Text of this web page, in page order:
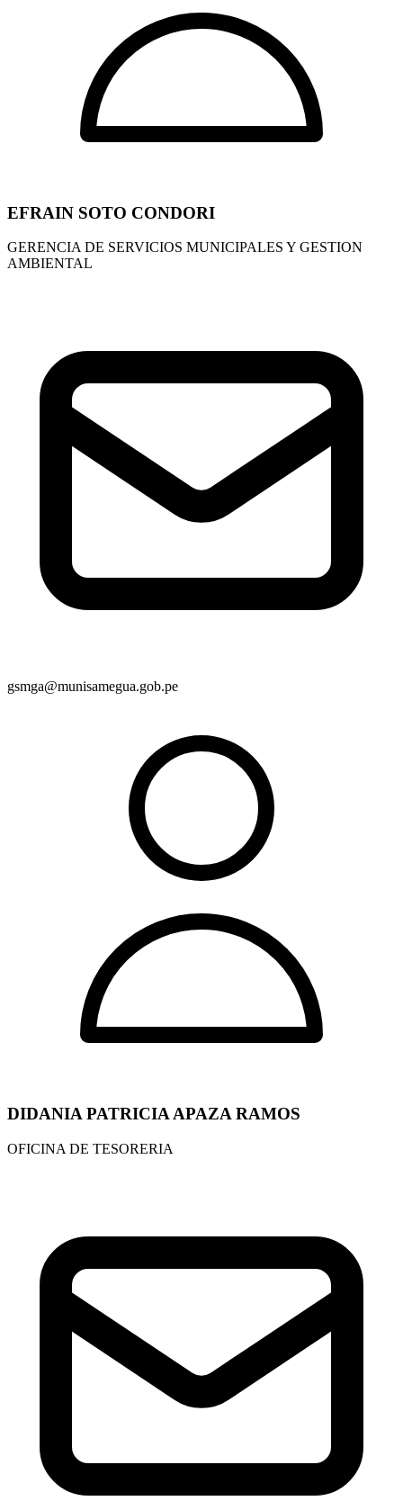
EFRAIN SOTO CONDORI
GERENCIA DE SERVICIOS MUNICIPALES Y GESTION
AMBIENTAL
gsmga@munisamegua.gob.pe
DIDANIA PATRICIA APAZA RAMOS
OFICINA DE TESORERIA